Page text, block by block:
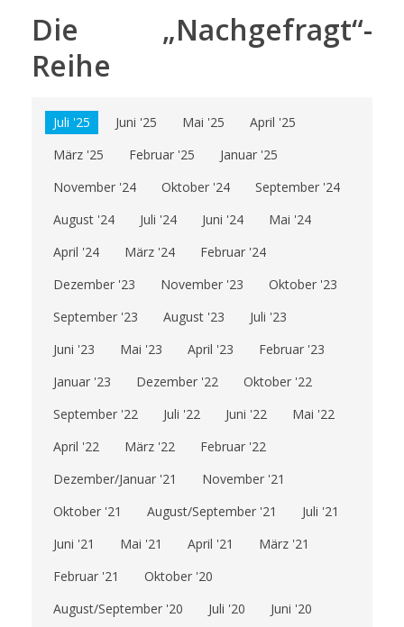
Die „Nachgefragt“-
Reihe
Juli '25 Juni '25 Mai '25
April '25
März '25
Februar '25
Januar '25
November '24
Oktober '24
September '24
August '24
Juli '24 Juni '24
Mai '24
April '24
März '24
Februar '24
Dezember '23
November '23
Oktober '23
September '23
August '23
Juli '23
Juni '23
Mai '23 April '23
Februar '23
Januar '23
Dezember '22
Oktober '22
September '22
Juli '22 Juni '22
Mai '22
April '22
März '22
Februar '22
Dezember/Januar '21
November '21
Oktober '21
August/September '21
Juli '21
Juni '21
Mai '21 April '21
März '21
Februar '21
Oktober '20
August/September '20
Juli '20
Juni '20